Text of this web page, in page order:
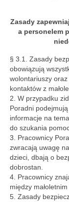
Zasady
a personelem
§ 3.1. Zasady
obowiązują
wolontariuszy
kontaktów z
2. W przypadku
Poradni
informacje na
do szukania
3. Pracownicy
zwracają uwagę
dzieci, dbają o
dobrostan.
4. Pracownicy
między
5. Zasady